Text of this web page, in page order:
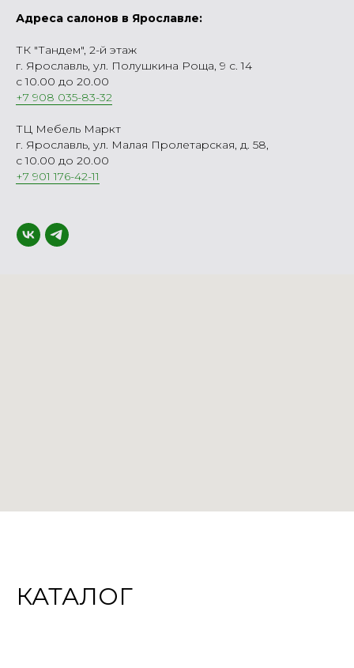
Адреса салонов в Ярославле:
ТК "Тандем", 2-й этаж
г. Ярославль, ул. Полушкина Роща, 9 с. 14
с 10.00 до 20.00
+7 908 035-83-32
ТЦ Мебель Маркт
г. Ярославль, ул. Малая Пролетарская, д. 58,
с 10.00 до 20.00
+7 901 176-42-11
КАТАЛОГ